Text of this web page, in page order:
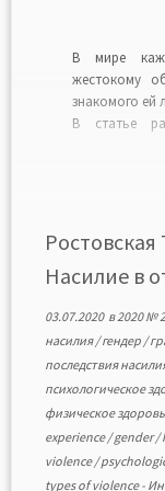
В мире
жестокому
знакомого ей
В статье
Насилие в
03.07.2020в2020 №
насилия/гендер /
последствия
психологическое
физическое
experience/gender/
violence/
types of violence-